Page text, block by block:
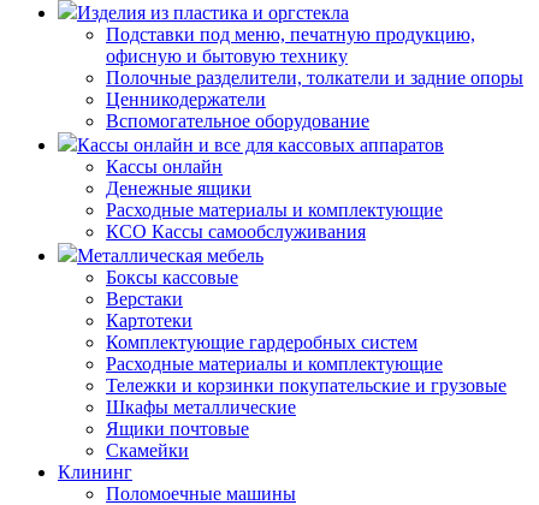
Изделия из пластика и оргстекла
Подставки под меню, печатную продукцию,
офисную и бытовую технику
Полочные разделители, толкатели и задние опоры
Ценникодержатели
Вспомогательное оборудование
Кассы онлайн и все для кассовых аппаратов
Кассы онлайн
Денежные ящики
Расходные материалы и комплектующие
КСО Кассы самообслуживания
Металлическая мебель
Боксы кассовые
Верстаки
Картотеки
Комплектующие гардеробных систем
Расходные материалы и комплектующие
Тележки и корзинки покупательские и грузовые
Шкафы металлические
Ящики почтовые
Скамейки
Клининг
Поломоечные машины